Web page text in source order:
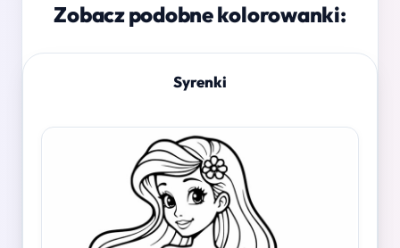
Zobacz podobne kolorowanki:
Syrenki